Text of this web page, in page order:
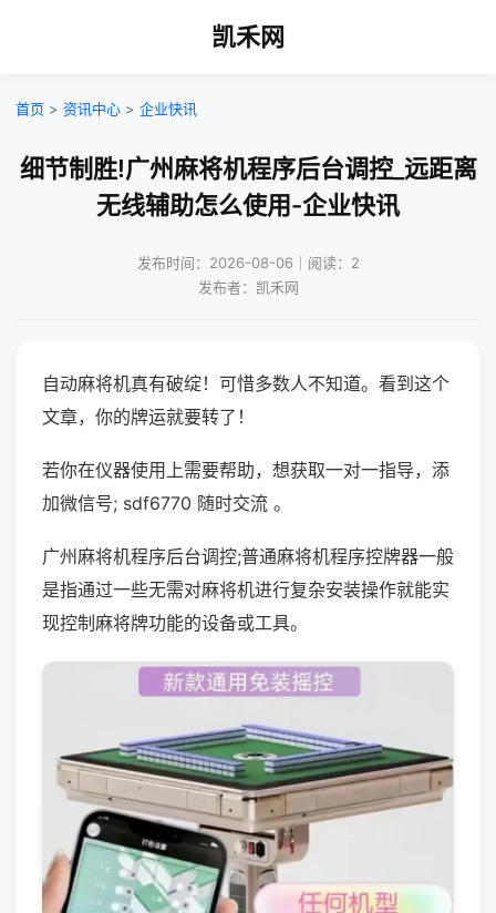
凯禾网
首页 > 资讯中心 > 企业快讯
细节制胜!广州麻将机程序后台调控_远距离
无线辅助怎么使用-企业快讯
发布时间：2026-08-06｜阅读：2
发布者：凯禾网
自动麻将机真有破绽！可惜多数人不知道。看到这个
文章，你的牌运就要转了！
若你在仪器使用上需要帮助，想获取一对一指导，添
加微信号; sdf6770 随时交流 。
广州麻将机程序后台调控;普通麻将机程序控牌器一般
是指通过一些无需对麻将机进行复杂安装操作就能实
现控制麻将牌功能的设备或工具。